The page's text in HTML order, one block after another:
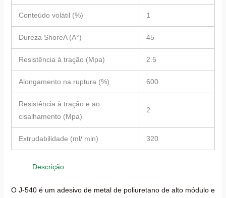
Conteúdo volátil (%) 1
Dureza ShoreA (A°) 45
Resistência à tração (Mpa) 2.5
Alongamento na ruptura (%) 600
Resistência à tração e ao
cisalhamento (Mpa)
2
Extrudabilidade (ml/ min) 320
Descrição
O J-540 é um adesivo de metal de poliuretano de alto módulo e